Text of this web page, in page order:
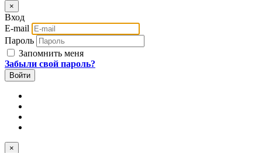
×
Вход
E-mail
Пароль
Запомнить меня
Забыли свой пароль?
×